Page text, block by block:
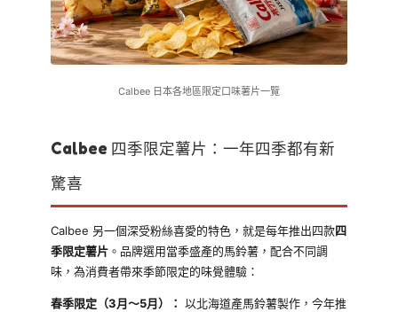
Calbee 日本各地區限定口味薯片一覽
Calbee 四季限定薯片：一年四季都有新
驚喜
Calbee 另一個深受粉絲喜愛的特色，就是每年推出四款四
季限定薯片。品牌選用當季盛產的馬鈴薯，配合不同調
味，為消費者帶來季節限定的味覺體驗：
春季限定（3月～5月）： 以北海道產馬鈴薯製作，今年推